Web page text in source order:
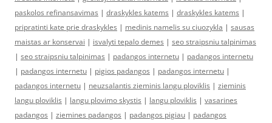
paskolos refinansavimas | draskykles katems | draskykles katems |
pripratinti kate prie draskykles | medinis namelis su ciuozykla | sausas
maistas ar konservai | isvalyti tepalo demes | seo straipsniu talpinimas
| seo straipsniu talpinimas | padangos internetu | padangos internetu
| padangos internetu | pigios padangos | padangos internetu |
padangos internetu | neuzsalantis zieminis langu ploviklis | zieminis
langu ploviklis | langu plovimo skystis | langu ploviklis | vasarines
padangos | ziemines padangos | padangos pigiau | padangos